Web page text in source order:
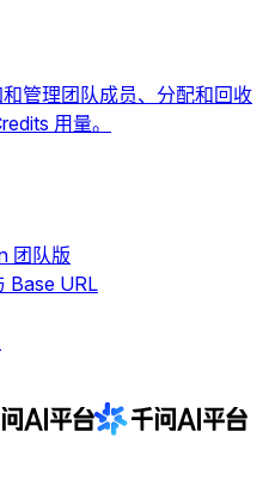
管理团队成员、分配和回收
用量。
团队版
Base URL